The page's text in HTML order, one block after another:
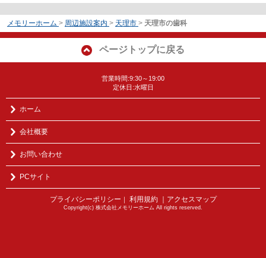
メモリーホーム > 周辺施設案内 > 天理市 > 天理市の歯科
ページトップに戻る
営業時間:9:30～19:00
定休日:水曜日
ホーム
会社概要
お問い合わせ
PCサイト
プライバシーポリシー ｜ 利用規約 ｜アクセスマップ
Copyright(c) 株式会社メモリーホーム All rights reserved.